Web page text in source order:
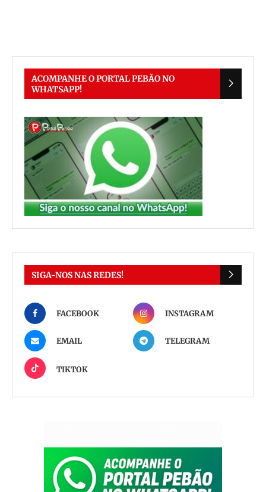
ACOMPANHE O PORTAL PEBÃO NO
WHATSAPP!
SIGA-NOS NAS REDES!
FACEBOOK INSTAGRAM
EMAIL TELEGRAM
TIKTOK